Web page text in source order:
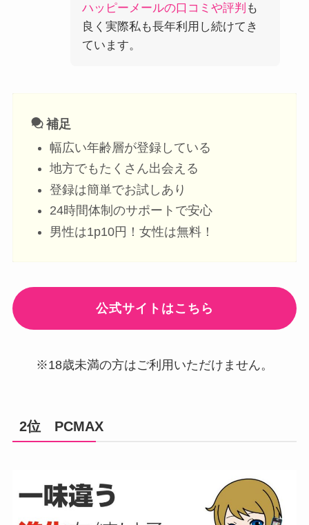
ハッピーメールの口コミや評判 も
良く実際私も長年利用し続けてき
ています。
補足
幅広い年齢層が登録している
地方でもたくさん出会える
登録は簡単でお試しあり
24時間体制のサポートで安心
男性は1p10円！女性は無料！
公式サイトはこちら
※18歳未満の方はご利用いただけません。
2位 PCMAX